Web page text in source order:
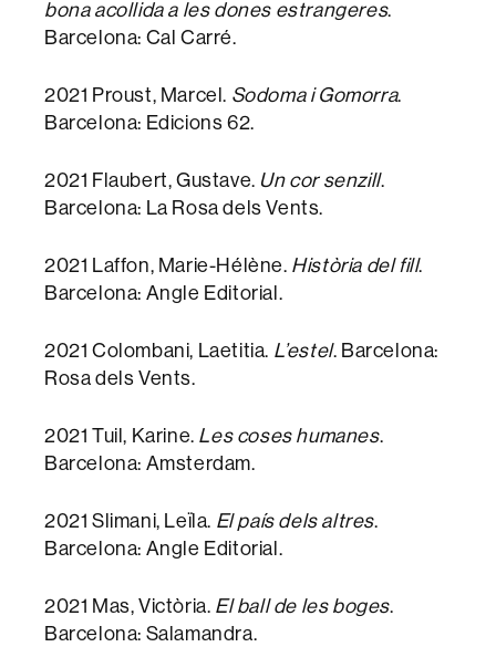
bona acollida a les dones estrangeres.
Barcelona: Cal Carré.
2021 Proust, Marcel. Sodoma i Gomorra.
Barcelona: Edicions 62.
2021 Flaubert, Gustave. Un cor senzill.
Barcelona: La Rosa dels Vents.
2021 Laffon, Marie-Hélène. Història del fill.
Barcelona: Angle Editorial.
2021 Colombani, Laetitia. L’estel. Barcelona:
Rosa dels Vents.
2021 Tuil, Karine. Les coses humanes.
Barcelona: Amsterdam.
2021 Slimani, Leïla. El país dels altres.
Barcelona: Angle Editorial.
2021 Mas, Victòria. El ball de les boges.
Barcelona: Salamandra.